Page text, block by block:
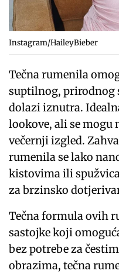
Instagram/HaileyBieber
Tečna rumenila
suptilnog, prirodnog
dolazi iznutra.
lookove, ali se
večernji izgled.
rumenila se lako
kistovima ili
za brzinsko
Tečna formula ovih
sastojke koji
bez potrebe za
obrazima, tečna